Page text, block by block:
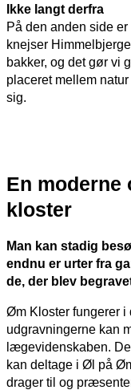
Ikke langt derfra
På den anden side
knejser
bakker, og det gør vi
placeret mellem
sig.
En moderne
kloster
Man kan stadig
endnu er urter fra
de, der blev
Øm Kloster fungerer i
udgravningerne kan
lægevidenskaben.
kan deltage i Øl på
drager til og